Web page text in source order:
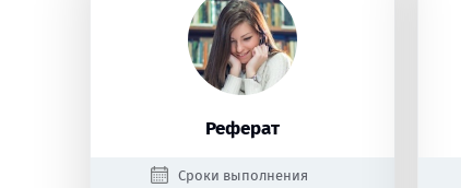
Реферат
Сроки выполнения